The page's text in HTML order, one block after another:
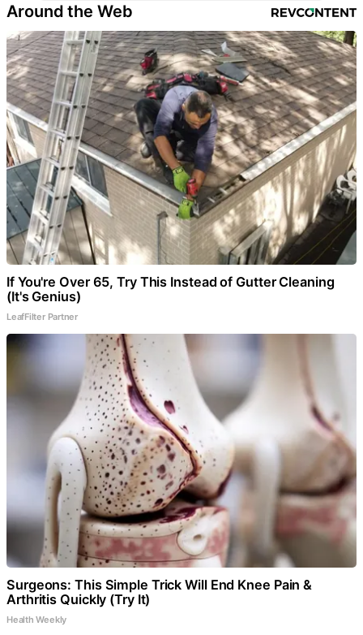
Around the Web
If You're Over 65, Try This Instead of Gutter Cleaning
(It's Genius)
LeafFilter Partner
Surgeons: This Simple Trick Will End Knee Pain &
Arthritis Quickly (Try It)
Health Weekly